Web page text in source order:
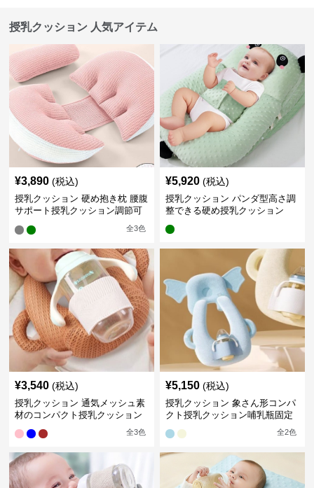
授乳クッション 人気アイテム
¥3,890 (税込)
授乳クッション 硬め抱き枕 腰腹
サポート授乳クッション調節可
全3色
¥5,920 (税込)
授乳クッション パンダ型高さ調
整できる硬め授乳クッション
¥3,540 (税込)
授乳クッション 通気メッシュ素
材のコンパクト授乳クッション
全3色
¥5,150 (税込)
授乳クッション 象さん形コンパ
クト授乳クッション哺乳瓶固定
全2色